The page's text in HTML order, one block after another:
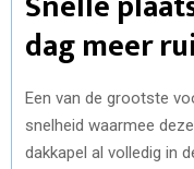
dag meer
Een van de grootste
snelheid waarmee
dakkapel al volledig in